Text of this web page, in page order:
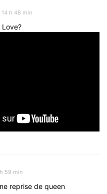
h 48 min
Love?
59 min
reprise de queen